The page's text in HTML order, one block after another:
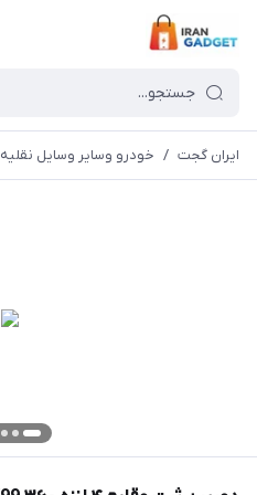
ایران گجت / خودرو وسایر وسایل نقلیه